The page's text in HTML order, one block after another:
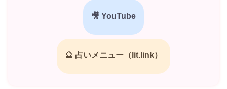
🎥 YouTube
🔮 占いメニュー（lit.link）